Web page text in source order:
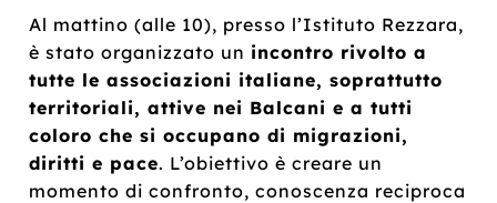
Al mattino (alle 10), presso l’Istituto Rezzara,
è stato organizzato un incontro rivolto a
tutte le associazioni italiane, soprattutto
territoriali, attive nei Balcani e a tutti
coloro che si occupano di migrazioni,
diritti e pace. L’obiettivo è creare un
momento di confronto, conoscenza reciproca